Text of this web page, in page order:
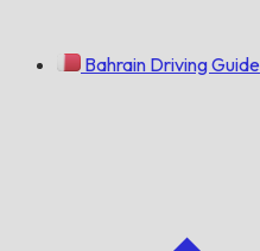
Bahrain Driving Guide